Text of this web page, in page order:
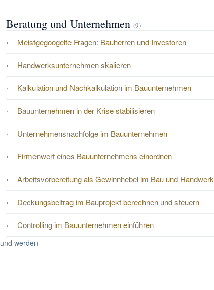
Beratung und Unternehmen (9)
Meistgegoogelte Fragen: Bauherren und Investoren
Handwerksunternehmen skalieren
Kalkulation und Nachkalkulation im Bauunternehmen
Bauunternehmen in der Krise stabilisieren
Unternehmensnachfolge im Bauunternehmen
Firmenwert eines Bauunternehmens einordnen
Arbeitsvorbereitung als Gewinnhebel im Bau und Handwerk
Deckungsbeitrag im Bauprojekt berechnen und steuern
Controlling im Bauunternehmen einführen
werden